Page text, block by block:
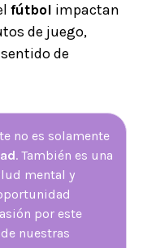
fútbol impactan
de juego,
de
no es solamente
. También es una
mental y
por este
nuestras